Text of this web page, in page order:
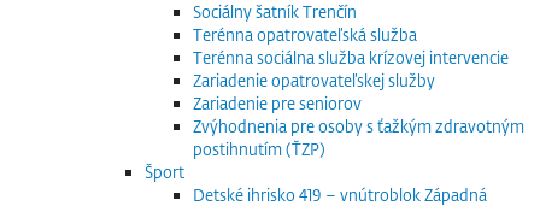
Sociálny šatník Trenčín
Terénna opatrovateľská služba
Terénna sociálna služba krízovej intervencie
Zariadenie opatrovateľskej služby
Zariadenie pre seniorov
Zvýhodnenia pre osoby s ťažkým zdravotným
postihnutím (ŤZP)
Šport
Detské ihrisko 419 – vnútroblok Západná